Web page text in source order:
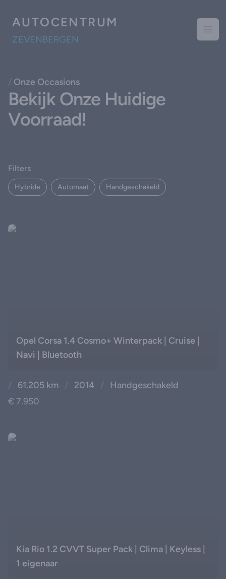
AUTOCENTRUM
ZEVENBERGEN
Bekijk Onze Huidige
Voorraad!
Filters, active
Hybride Automaat Handgeschakeld
Auto's
Cars available
/ 61.205 km / 2014 / Handgeschakeld
€ 7.950
Opel Corsa 1.4 Cosmo+ Winterpack | Cruise |
Navi | Bluetooth
Kia Rio 1.2 CVVT Super Pack | Clima | Keyless |
1 eigenaar